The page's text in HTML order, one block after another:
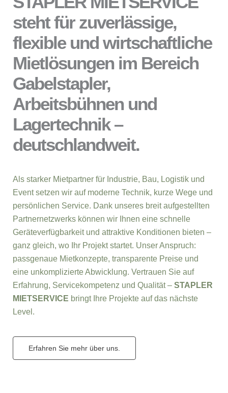
steht für zuverlässige,
flexible und wirtschaftliche
Mietlösungen im Bereich
Gabelstapler,
Arbeitsbühnen und
Lagertechnik –
deutschlandweit.
Als starker Mietpartner für Industrie, Bau, Logistik und
Event setzen wir auf moderne Technik, kurze Wege und
persönlichen Service. Dank unseres breit aufgestellten
Partnernetzwerks können wir Ihnen eine schnelle
Geräteverfügbarkeit und attraktive Konditionen bieten –
ganz gleich, wo Ihr Projekt startet. Unser Anspruch:
passgenaue Mietkonzepte, transparente Preise und
eine unkomplizierte Abwicklung. Vertrauen Sie auf
Erfahrung, Servicekompetenz und Qualität – STAPLER
MIETSERVICE bringt Ihre Projekte auf das nächste
Level.
Erfahren Sie mehr über uns.